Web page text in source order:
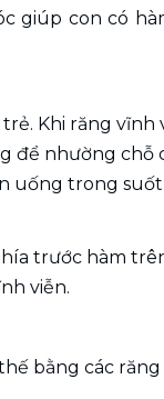
giúp con có
Khi răng vĩnh
để nhường chỗ
uống trong
trước hàm
viễn.
bằng các